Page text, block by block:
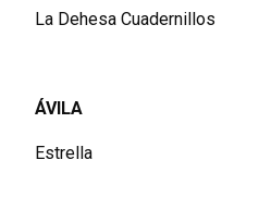
La Dehesa Cuadernillos
ÁVILA
Estrella